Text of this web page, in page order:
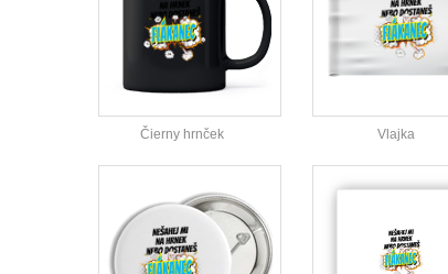
Čierny hrnček Vlajka